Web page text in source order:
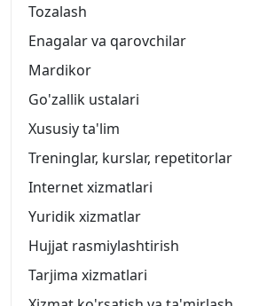
Tozalash
Enagalar va qarovchilar
Mardikor
Go'zallik ustalari
Xususiy ta'lim
Treninglar, kurslar, repetitorlar
Internet xizmatlari
Yuridik xizmatlar
Hujjat rasmiylashtirish
Tarjima xizmatlari